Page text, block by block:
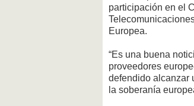
participación en el
Europea.
“Es una buena
proveedores
defendido alcanzar
la soberanía